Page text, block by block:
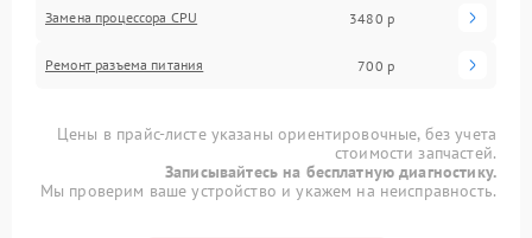
Замена процессора CPU 3480 р
Ремонт разъема питания 700 р
Цены в прайс-листе указаны ориентировочные, без учета
стоимости запчастей.
Записывайтесь на бесплатную диагностику.
Мы проверим ваше устройство и укажем на неисправность.